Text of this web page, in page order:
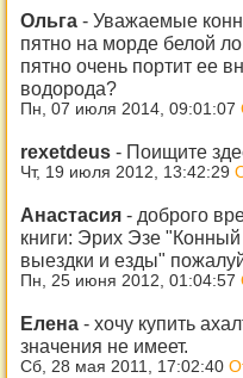
Ольга - Уважаемые
пятно на морде белой
пятно очень портит ее
водорода?
Пн, 07 июля 2014, 09:01:07
rexetdeus - Поищите
Чт, 19 июля 2012, 13:42:29
Анастасия - доброго
книги: Эрих Эзе
выездки и езды"
Пн, 25 июня 2012, 01:04:57
Елена - хочу купить
значения не имеет.
Сб, 28 мая 2011, 17:02:40